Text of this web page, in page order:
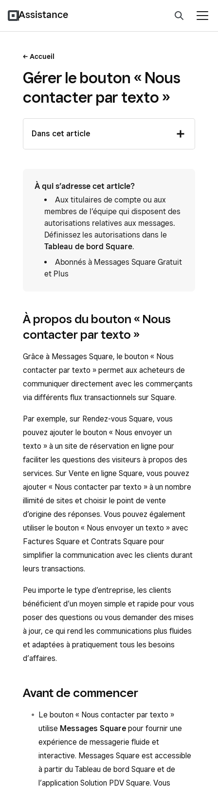
Assistance
Accueil
Gérer le bouton « Nous
contacter par texto »
Dans cet article
À qui s’adresse cet article?
Aux titulaires de compte ou aux
membres de l’équipe qui disposent des
autorisations relatives aux messages.
Définissez les autorisations dans le
Tableau de bord Square.
Abonnés à Messages Square Gratuit
et Plus
À propos du bouton « Nous
contacter par texto »
Grâce à Messages Square, le bouton « Nous
contacter par texto » permet aux acheteurs de
communiquer directement avec les commerçants
via différents flux transactionnels sur Square.
Par exemple, sur Rendez-vous Square, vous
pouvez ajouter le bouton « Nous envoyer un
texto » à un site de réservation en ligne pour
faciliter les questions des visiteurs à propos des
services. Sur Vente en ligne Square, vous pouvez
ajouter « Nous contacter par texto » à un nombre
illimité de sites et choisir le point de vente
d’origine des réponses. Vous pouvez également
utiliser le bouton « Nous envoyer un texto » avec
Factures Square et Contrats Square pour
simplifier la communication avec les clients durant
leurs transactions.
Peu importe le type d’entreprise, les clients
bénéficient d’un moyen simple et rapide pour vous
poser des questions ou vous demander des mises
à jour, ce qui rend les communications plus fluides
et adaptées à pratiquement tous les besoins
d’affaires.
Avant de commencer
Le bouton « Nous contacter par texto »
utilise Messages Square pour fournir une
expérience de messagerie fluide et
interactive. Messages Square est accessible
à partir du Tableau de bord Square et de
l’application Solution PDV Square. Vous